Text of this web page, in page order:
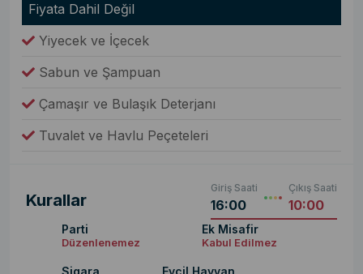
Fiyata Dahil Değil
Yiyecek ve İçecek
Sabun ve Şampuan
Çamaşır ve Bulaşık Deterjanı
Tuvalet ve Havlu Peçeteleri
Kurallar
Giriş Saati
16:00
Çıkış Saati
10:00
Parti
Düzenlenemez
Ek Misafir
Kabul Edilmez